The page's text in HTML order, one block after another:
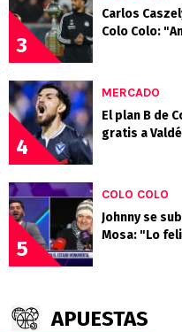
3
Carlos
Colo Colo:
4
MERCADO
El plan B de
gratis a
5
COLO COLO
Johnny se
Mosa: "Lo
APUESTAS